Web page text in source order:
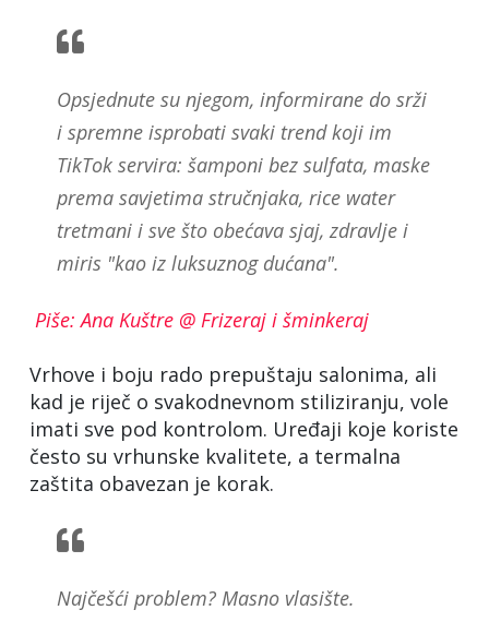
Opsjednute su njegom, informirane do srži
i spremne isprobati svaki trend koji im
TikTok servira: šamponi bez sulfata, maske
prema savjetima stručnjaka, rice water
tretmani i sve što obećava sjaj, zdravlje i
miris "kao iz luksuznog dućana".
Piše: Ana Kuštre @ Frizeraj i šminkeraj
Vrhove i boju rado prepuštaju salonima, ali
kad je riječ o svakodnevnom stiliziranju, vole
imati sve pod kontrolom. Uređaji koje koriste
često su vrhunske kvalitete, a termalna
zaštita obavezan je korak.
Najčešći problem? Masno vlasište.